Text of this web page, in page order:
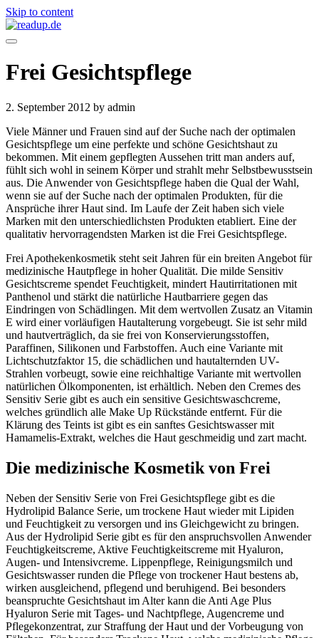
Skip to content
Frei Gesichtspflege
2. September 2012 by admin
Viele Männer und Frauen sind auf der Suche nach der optimalen
Gesichtspflege um eine perfekte und schöne Gesichtshaut zu
bekommen. Mit einem gepflegten Aussehen tritt man anders auf,
fühlt sich wohl in seinem Körper und strahlt mehr Selbstbewusstsein
aus. Die Anwender von Gesichtspflege haben die Qual der Wahl,
wenn sie auf der Suche nach der optimalen Produkten, für die
Ansprüche ihrer Haut sind. Im Laufe der Zeit haben sich viele
Marken mit den unterschiedlichsten Produkten etabliert. Eine der
qualitativ hervorragendsten Marken ist die Frei Gesichtspflege.
Frei Apothekenkosmetik steht seit Jahren für ein breiten Angebot für
medizinische Hautpflege in hoher Qualität. Die milde Sensitiv
Gesichtscreme spendet Feuchtigkeit, mindert Hautirritationen mit
Panthenol und stärkt die natürliche Hautbarriere gegen das
Eindringen von Schädlingen. Mit dem wertvollen Zusatz an Vitamin
E wird einer vorläufigen Hautalterung vorgebeugt. Sie ist sehr mild
und hautverträglich, da sie frei von Konservierungsstoffen,
Paraffinen, Silikonen und Farbstoffen. Auch eine Variante mit
Lichtschutzfaktor 15, die schädlichen und hautalternden UV-
Strahlen vorbeugt, sowie eine reichhaltige Variante mit wertvollen
natürlichen Ölkomponenten, ist erhältlich. Neben den Cremes des
Sensitiv Serie gibt es auch ein sensitive Gesichtswaschcreme,
welches gründlich alle Make Up Rückstände entfernt. Für die
Klärung des Teints ist gibt es ein sanftes Gesichtswasser mit
Hamamelis-Extrakt, welches die Haut geschmeidig und zart macht.
Die medizinische Kosmetik von Frei
Neben der Sensitiv Serie von Frei Gesichtspflege gibt es die
Hydrolipid Balance Serie, um trockene Haut wieder mit Lipiden
und Feuchtigkeit zu versorgen und ins Gleichgewicht zu bringen.
Aus der Hydrolipid Serie gibt es für den anspruchsvollen Anwender
Feuchtigkeitscreme, Aktive Feuchtigkeitscreme mit Hyaluron,
Augen- und Intensivcreme. Lippenpflege, Reinigungsmilch und
Gesichtswasser runden die Pflege von trockener Haut bestens ab,
wirken ausgleichend, pflegend und beruhigend. Bei besonders
beanspruchte Gesichtshaut im Alter kann die Anti Age Plus
Hyaluron Serie mit Tages- und Nachtpflege, Augencreme und
Pflegekonzentrat, zur Straffung der Haut und der Vorbeugung von